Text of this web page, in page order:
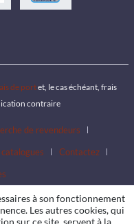
de portet, le cas échéant, frais
contraire
de revendeurs
Contactez
à son fonctionnement
Les autres cookies, qui
sur ce site, servent à la